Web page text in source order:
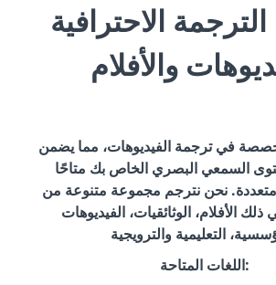
الاحترافية
والأفلام
في ترجمة الفيديوهات، مما يضمن
السمعي البصري الخاص بك متاحًا
نحن نترجم مجموعة متنوعة من
ذلك الأفلام، الوثائقيات، الفيديوهات
اللغات المتاحة: